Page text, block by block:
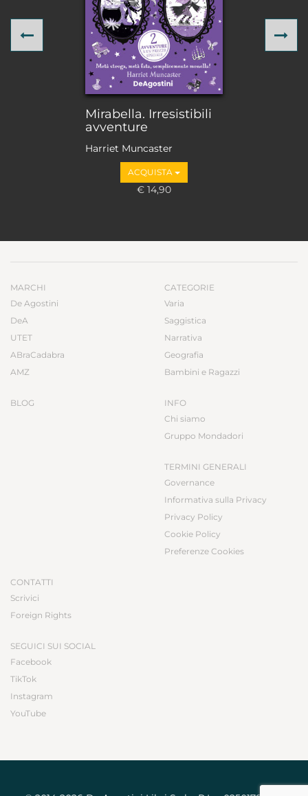
Mirabella. Irresistibili
avventure
Harriet Muncaster
ACQUISTA
€ 14,90
Previous
MARCHI
De Agostini
DeA
UTET
ABraCadabra
AMZ
BLOG
CATEGORIE
Varia
Saggistica
Narrativa
Geografia
Bambini e Ragazzi
INFO
Chi siamo
Gruppo Mondadori
TERMINI GENERALI
Governance
Informativa sulla Privacy
Privacy Policy
Cookie Policy
Preferenze Cookies
CONTATTI
Scrivici
Foreign Rights
SEGUICI SUI SOCIAL
Facebook
TikTok
Instagram
YouTube